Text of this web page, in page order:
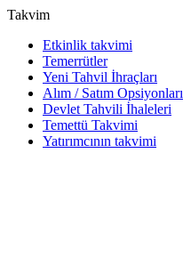
Takvim
Etkinlik takvimi
Temerrütler
Yeni Tahvil İhraçları
Alım / Satım Opsiyonları
Devlet Tahvili İhaleleri
Temettü Takvimi
Yatırımcının takvimi